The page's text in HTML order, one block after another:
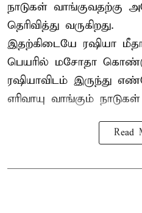
நாடுகள் வாங்குவதற்கு
தெரிவித்து வருகிறது.
இதற்கிடையே ரஷியா
பெயரில் மசோதா
ரஷியாவிடம் இருந்து
எரிவாயு வாங்கும்
Read